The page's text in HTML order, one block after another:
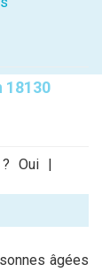
18130
Oui |
âgées